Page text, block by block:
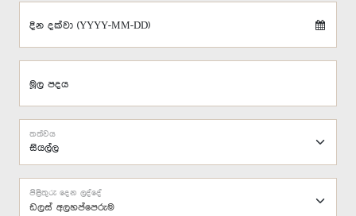
දින දක්වා (YYYY-MM-DD)
මූල පදය
තත්වය
ඩලස් අලහප්පෙරුම
පිළිතුරු දෙන ලද්දේ